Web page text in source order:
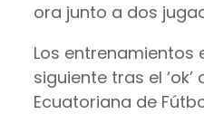
ora junto a dos
Los entrenamientos
siguiente tras el
Ecuatoriana de